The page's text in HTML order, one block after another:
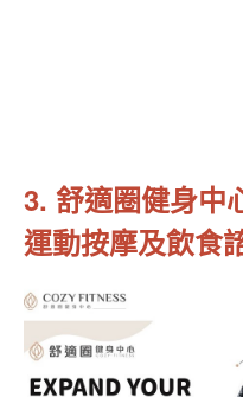
3. 舒適圈健身
運動按摩及飲食